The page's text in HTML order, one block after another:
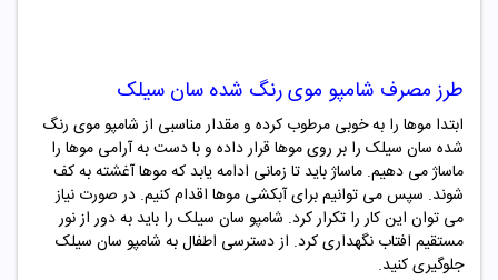
طرز مصرف شامپو موی رنگ شده سان سیلک
ابتدا موها را به خوبی مرطوب کرده و مقدار مناسبی از شامپو موی رنگ
شده سان سیلک را بر روی موها قرار داده و با دست به آرامی موها را
ماساژ می دهیم. ماساژ باید تا زمانی ادامه یابد که موها آغشته به کف
شوند. سپس می توانیم برای آبکشی موها اقدام کنیم. در صورت نیاز
می توان این کار را تکرار کرد. شامپو سان سیلک را باید به دور از نور
مستقیم افتاب نگهداری کرد. از دسترسی اطفال به شامپو سان سیلک
جلوگیری کنید.